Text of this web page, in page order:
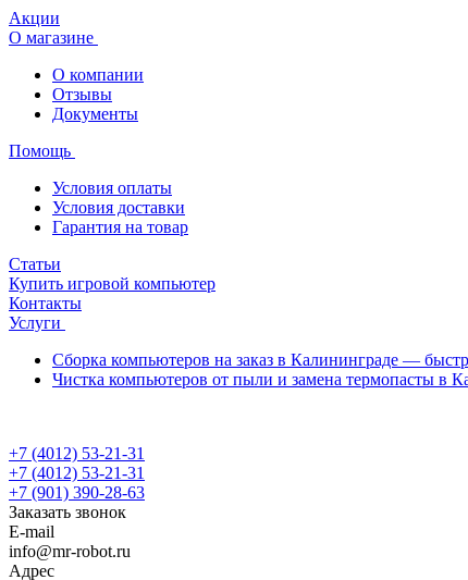
Акции
О магазине
О компании
Отзывы
Документы
Помощь
Условия оплаты
Условия доставки
Гарантия на товар
Статьи
Купить игровой компьютер
Контакты
Услуги
Сборка компьютеров на заказ в Калининграде —
Чистка компьютеров от пыли и замена термопасты в
+7 (4012) 53-21-31
+7 (4012) 53-21-31
+7 (901) 390-28-63
Заказать звонок
E-mail
info@mr-robot.ru
Адрес